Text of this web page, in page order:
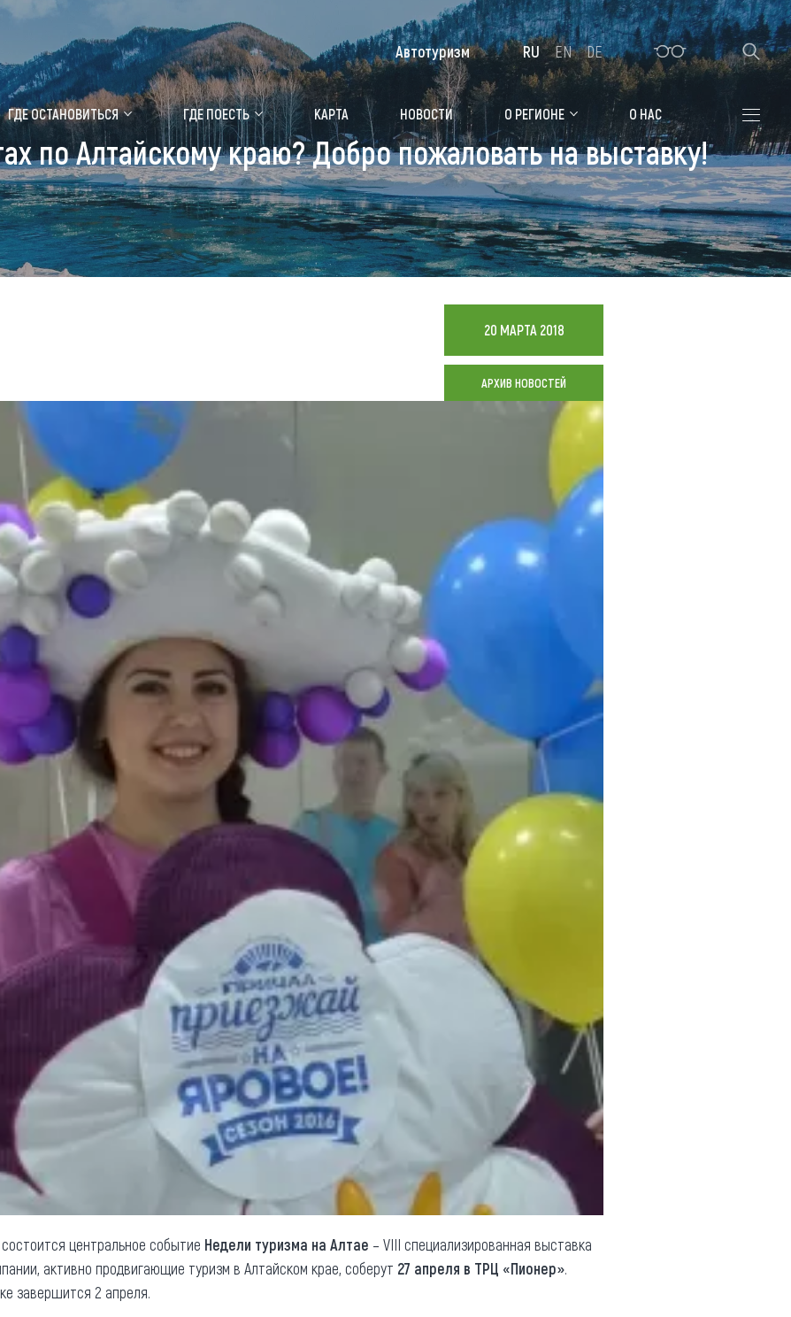
маральника Медицинский форум Алтайская зимовка
природы
истории и культуры
развлечений
Чем заняться
Календарь событий
Аудиогид
Мой маршрут
Где остановиться
Санатории
Гостиницы, отели
Коттеджи, базы
Сельские усадьбы
Мотели, придорожные отели
привезти (сувениры)
Люди, прославившие Алтай
Карты и буклеты
Коллекция впечатлений
Блог путешественника
Видеогалерея
Фотогалерея
ГДЕ ОСТАНОВИТЬСЯ ГДЕ ПОЕСТЬ КАРТА НОВОСТИ О РЕГИОНЕ О НАС
Автотуризм RU EN DE
по Алтайскому краю? Добро пожаловать на выставку!
20 МАРТА 2018
АРХИВ НОВОСТЕЙ
центральное событие Недели туризма на Алтае – VIII специализированная выставка
активно продвигающие туризм в Алтайском крае, соберут 27 апреля в ТРЦ «Пионер».
завершится 2 апреля.